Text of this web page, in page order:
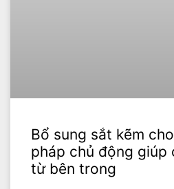
Bổ sung sắt kẽm
pháp chủ động giúp
từ bên trong